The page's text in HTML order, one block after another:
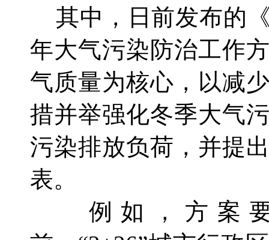
其中，日前发布的
年大气污染防治工作
气质量为核心，以减
措并举强化冬季大气
污染排放负荷，并提
表。
例如，方案要